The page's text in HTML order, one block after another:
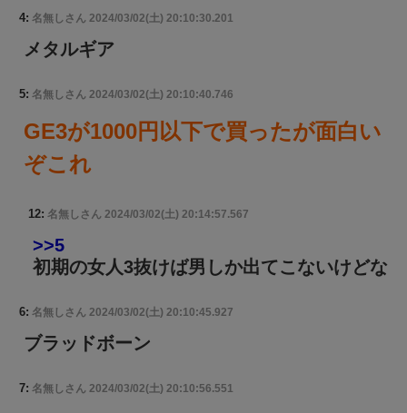
4: 名無しさん 2024/03/02(土) 20:10:30.201
メタルギア
5: 名無しさん 2024/03/02(土) 20:10:40.746
GE3が1000円以下で買ったが面白い
ぞこれ
12: 名無しさん 2024/03/02(土) 20:14:57.567
>>5
初期の女人3抜けば男しか出てこないけどな
6: 名無しさん 2024/03/02(土) 20:10:45.927
ブラッドボーン
7: 名無しさん 2024/03/02(土) 20:10:56.551